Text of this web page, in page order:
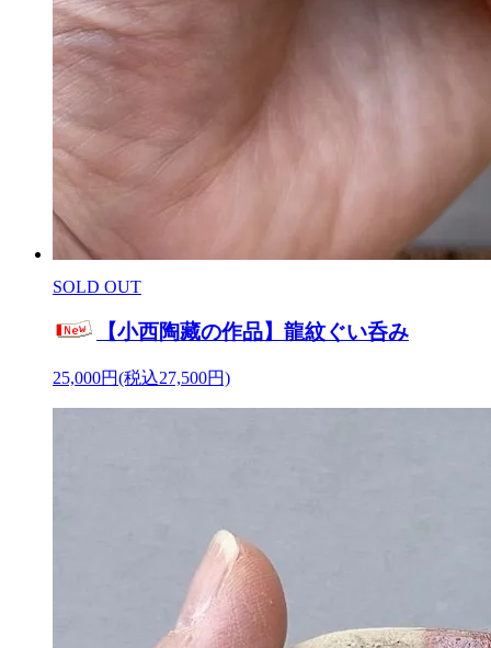
SOLD OUT
【小西陶藏の作品】龍紋ぐい呑み
25,000円(税込27,500円)